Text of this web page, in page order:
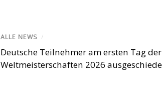
ALLE NEWS /
Deutsche Teilnehmer am ersten Tag
Weltmeisterschaften 2026